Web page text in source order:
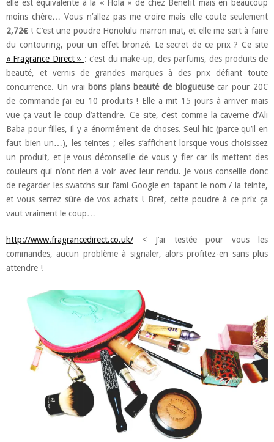
elle est équivalente à la « Hola » de chez Benefit mais en beaucoup
moins chère… Vous n’allez pas me croire mais elle coute seulement
2,72€ ! C’est une poudre Honolulu marron mat, et elle me sert à faire
du contouring, pour un effet bronzé. Le secret de ce prix ? Ce site
« Fragrance Direct » : c’est du make-up, des parfums, des produits de
beauté, et vernis de grandes marques à des prix défiant toute
concurrence. Un vrai bons plans beauté de blogueusecar pour 20€
de commande j’ai eu 10 produits ! Elle a mit 15 jours à arriver mais
vue ça vaut le coup d’attendre. Ce site, c’est comme la caverne d’Ali
Baba pour filles, il y a énormément de choses. Seul hic (parce qu’il en
faut bien un…), les teintes ; elles s’affichent lorsque vous choisissez
un produit, et je vous déconseille de vous y fier car ils mettent des
couleurs qui n’ont rien à voir avec leur rendu. Je vous conseille donc
de regarder les swatchs sur l’ami Google en tapant le nom / la teinte,
et vous serrez sûre de vos achats ! Bref, cette poudre à ce prix ça
vaut vraiment le coup…
http://www.fragrancedirect.co.uk/ < J’ai testée pour vous les
commandes, aucun problème à signaler, alors profitez-en sans plus
attendre !